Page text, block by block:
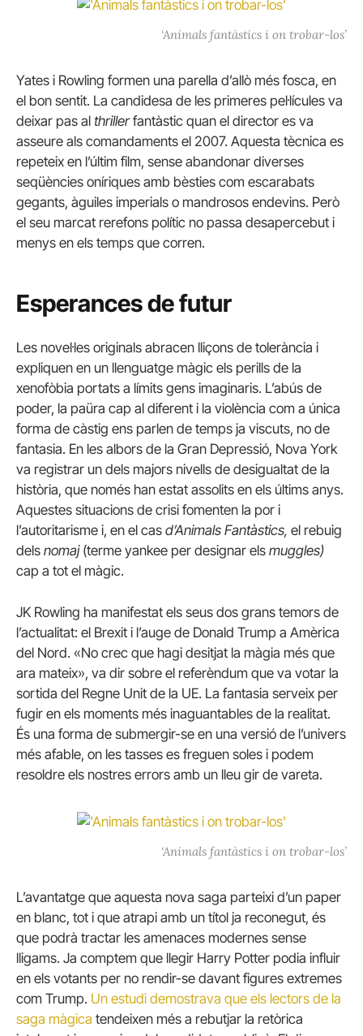
‘Animals fantàstics i on trobar-los’
Yates i Rowling formen una parella d’allò més fosca, en
el bon sentit. La candidesa de les primeres pel·lícules va
deixar pas al thrillerfantàstic quan el director es va
asseure als comandaments el 2007. Aquesta tècnica es
repeteix en l’últim film, sense abandonar diverses
seqüències oníriques amb bèsties com escarabats
gegants, àguiles imperials o mandrosos endevins. Però
el seu marcat rerefons polític no passa desapercebut i
menys en els temps que corren.
Esperances de futur
Les novel·les originals abracen lliçons de tolerància i
expliquen en un llenguatge màgic els perills de la
xenofòbia portats a límits gens imaginaris. L’abús de
poder, la paüra cap al diferent i la violència com a única
forma de càstig ens parlen de temps ja viscuts, no de
fantasia. En les albors de la Gran Depressió, Nova York
va registrar un dels majors nivells de desigualtat de la
història, que només han estat assolits en els últims anys.
Aquestes situacions de crisi fomenten la por i
l’autoritarisme i, en el cas d’Animals Fantàstics, el rebuig
dels nomaj(terme yankee per designar els muggles)
cap a tot el màgic.
JK Rowling ha manifestat els seus dos grans temors de
l’actualitat: el Brexit i l’auge de Donald Trump a Amèrica
del Nord. «No crec que hagi desitjat la màgia més que
ara mateix», va dir sobre el referèndum que va votar la
sortida del Regne Unit de la UE. La fantasia serveix per
fugir en els moments més inaguantables de la realitat.
És una forma de submergir-se en una versió de l’univers
més afable, on les tasses es freguen soles i podem
resoldre els nostres errors amb un lleu gir de vareta.
‘Animals fantàstics i on trobar-los’
L’avantatge que aquesta nova saga parteixi d’un paper
en blanc, tot i que atrapi amb un títol ja reconegut, és
que podrà tractar les amenaces modernes sense
lligams. Ja comptem que llegir Harry Potter podia influir
en els votants per no rendir-se davant figures extremes
com Trump. Un estudi demostrava que els lectors de la
saga màgica tendeixen més a rebutjar la retòrica